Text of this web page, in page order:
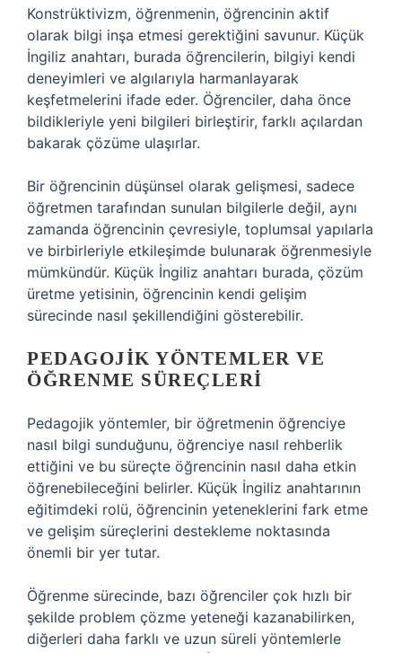
Konstrüktivizm, öğrenmenin, öğrencinin aktif
olarak bilgi inşa etmesi gerektiğini savunur. Küçük
İngiliz anahtarı, burada öğrencilerin, bilgiyi kendi
deneyimleri ve algılarıyla harmanlayarak
keşfetmelerini ifade eder. Öğrenciler, daha önce
bildikleriyle yeni bilgileri birleştirir, farklı açılardan
bakarak çözüme ulaşırlar.
Bir öğrencinin düşünsel olarak gelişmesi, sadece
öğretmen tarafından sunulan bilgilerle değil, aynı
zamanda öğrencinin çevresiyle, toplumsal yapılarla
ve birbirleriyle etkileşimde bulunarak öğrenmesiyle
mümkündür. Küçük İngiliz anahtarı burada, çözüm
üretme yetisinin, öğrencinin kendi gelişim
sürecinde nasıl şekillendiğini gösterebilir.
PEDAGOJIK YÖNTEMLER VE
ÖĞRENME SÜREÇLERI
Pedagojik yöntemler, bir öğretmenin öğrenciye
nasıl bilgi sunduğunu, öğrenciye nasıl rehberlik
ettiğini ve bu süreçte öğrencinin nasıl daha etkin
öğrenebileceğini belirler. Küçük İngiliz anahtarının
eğitimdeki rolü, öğrencinin yeteneklerini fark etme
ve gelişim süreçlerini destekleme noktasında
önemli bir yer tutar.
Öğrenme sürecinde, bazı öğrenciler çok hızlı bir
şekilde problem çözme yeteneği kazanabilirken,
diğerleri daha farklı ve uzun süreli yöntemlerle